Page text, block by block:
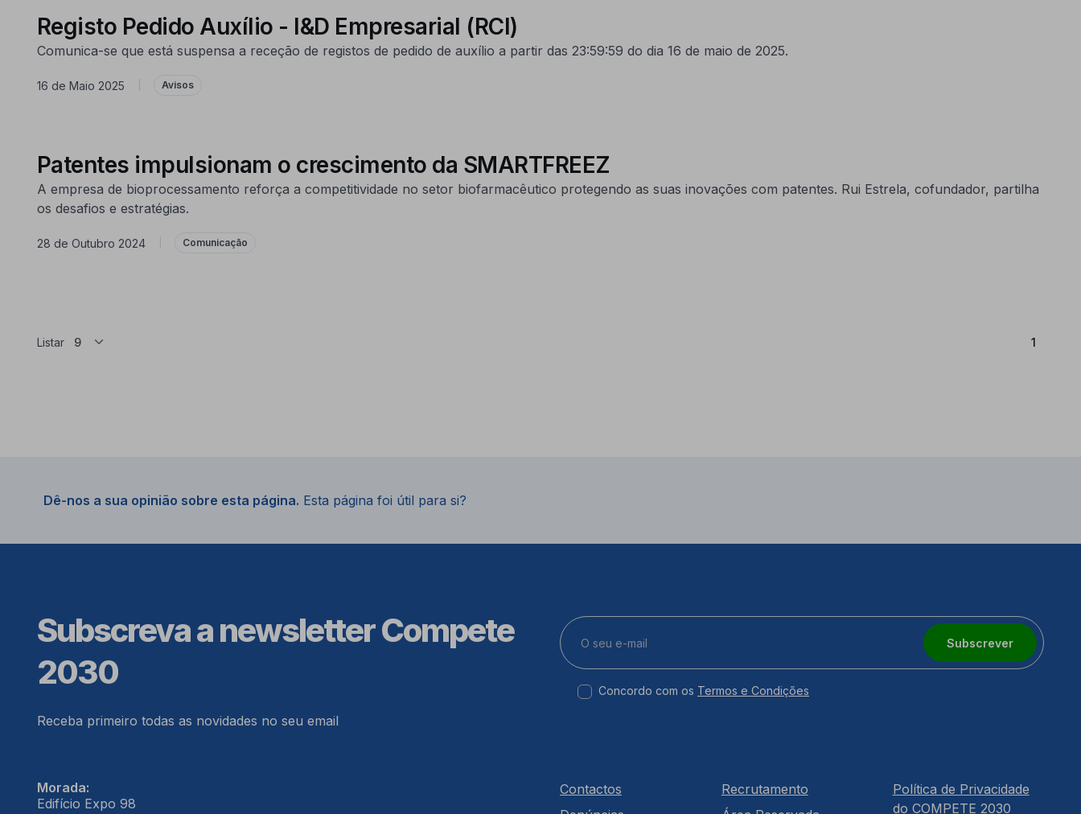
Registo Pedido Auxílio - I&D Empresarial (RCI)
Comunica-se que está suspensa a receção de registos de pedido de auxílio a partir das 23:59:59 do dia 16 de maio de 2025.
16 de Maio 2025 Avisos
Patentes impulsionam o crescimento da SMARTFREEZ
A empresa de bioprocessamento reforça a competitividade no setor biofarmacêutico protegendo as suas inovações com patentes. Rui Estrela, cofundador, partilha
os desafios e estratégias.
28 de Outubro 2024 Comunicação
Listar 1(Atual)
Dê-nos a sua opinião sobre esta página. Esta página foi útil para si?
Subscreva a newsletter Compete
2030
Receba primeiro todas as novidades no seu email
Subscrever
Concordo com os Termos e Condições
Morada:
Edifício Expo 98
Contactos
Recrutamento
Política de Privacidade
do COMPETE 2030